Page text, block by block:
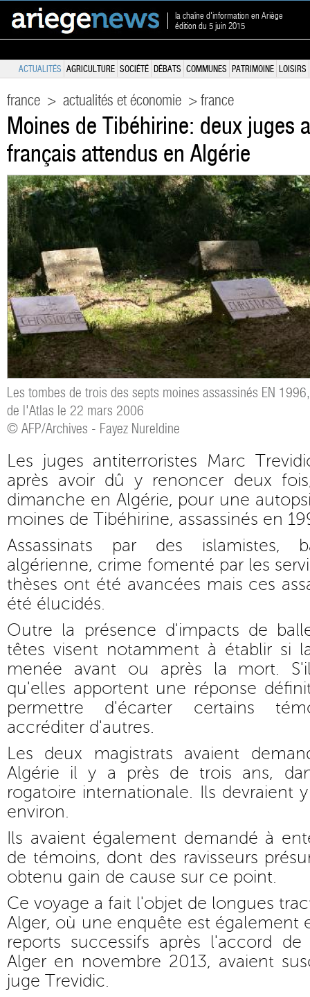
la chaîne d'information en Ariège
édition du 5 juin 2015
ACTUALITÉS AGRICULTURE SOCIÉTÉ DÉBATS COMMUNES PATRIMOINE LOISIRS
france > actualités et économie > france
Moines de Tibéhirine: deux juges
français attendus en Algérie
Les tombes de trois des septs moines assassinés EN
de l'Atlas le 22 mars 2006
© AFP/Archives - Fayez Nureldine
Les juges antiterroristes Marc
après avoir dû y renoncer deux
dimanche en Algérie, pour une
moines de Tibéhirine, assassinés en
Assassinats par des islamistes,
algérienne, crime fomenté par les
thèses ont été avancées mais ces
été élucidés.
Outre la présence d'impacts de
têtes visent notamment à établir si
menée avant ou après la mort.
qu'elles apportent une réponse
permettre d'écarter certains
accréditer d'autres.
Les deux magistrats avaient
Algérie il y a près de trois ans,
rogatoire internationale. Ils devraient
environ.
Ils avaient également demandé à
de témoins, dont des ravisseurs
obtenu gain de cause sur ce point.
Ce voyage a fait l'objet de longues
Alger, où une enquête est également
reports successifs après l'accord
Alger en novembre 2013, avaient
juge Trevidic.